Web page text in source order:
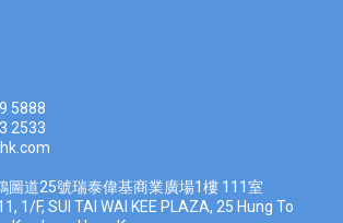
5888
2533
圖道25號瑞泰偉基商業廣場1樓 111室
1/F, SUI TAI WAI KEE PLAZA, 25 Hung To